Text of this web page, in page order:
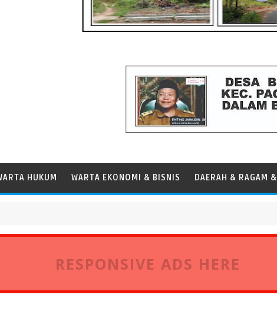
HUKUM WARTA EKONOMI & BISNIS DAERAH & RAGAM &
RESPONSIVE ADS HERE